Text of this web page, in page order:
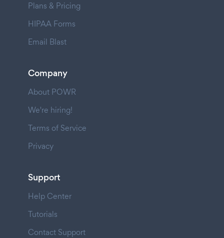
Plans & Pricing
HIPAA Forms
Email Blast
Company
About POWR
We're hiring!
Terms of Service
Privacy
Support
Help Center
Tutorials
Contact Support